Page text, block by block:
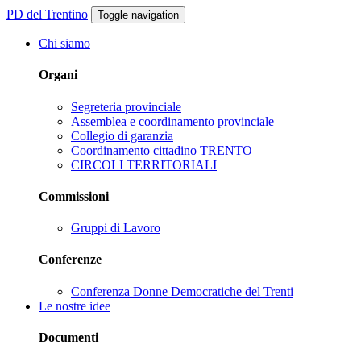
PD del Trentino Toggle navigation
Chi siamo
Organi
Segreteria provinciale
Assemblea e coordinamento provinciale
Collegio di garanzia
Coordinamento cittadino TRENTO
CIRCOLI TERRITORIALI
Commissioni
Gruppi di Lavoro
Conferenze
Conferenza Donne Democratiche del Trenti
Le nostre idee
Documenti